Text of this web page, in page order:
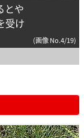
とや
受け
(画像 No.4/19)